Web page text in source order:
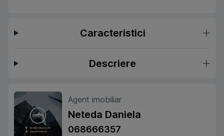
Caracteristici
Descriere
Agent imobiliar
Neteda Daniela
068666357